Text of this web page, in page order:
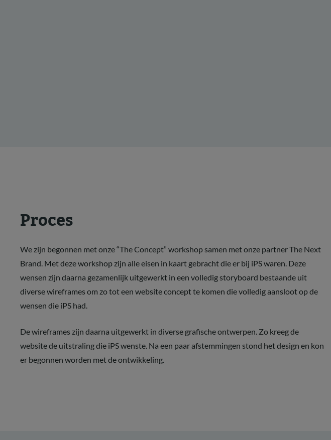
Proces
We zijn begonnen met onze “The Concept” workshop samen met onze partner The Next
Brand. Met deze workshop zijn alle eisen in kaart gebracht die er bij iPS waren. Deze
wensen zijn daarna gezamenlijk uitgewerkt in een volledig storyboard bestaande uit
diverse wireframes om zo tot een website concept te komen die volledig aansloot op de
wensen die iPS had.
De wireframes zijn daarna uitgewerkt in diverse grafische ontwerpen. Zo kreeg de
website de uitstraling die iPS wenste. Na een paar afstemmingen stond het design en kon
er begonnen worden met de ontwikkeling.